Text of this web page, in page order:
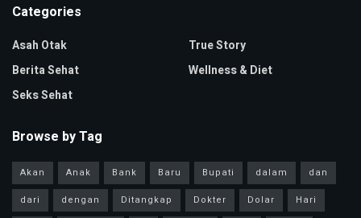
Categories
Asah Otak
Berita Sehat
Seks Sehat
True Story
Wellness & Diet
Browse by Tag
Akan Anak Bank Baru Bupati dalam
dan
dari
dengan Ditangkap Dokter Dolar
Hari